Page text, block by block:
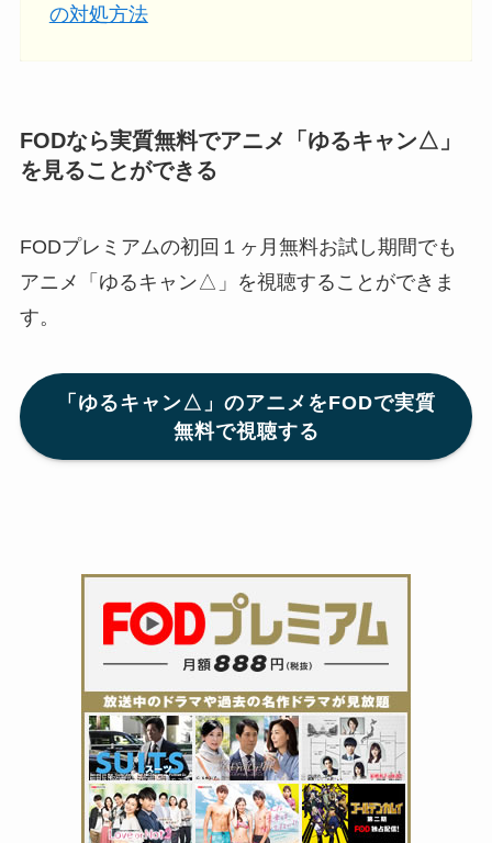
の対処方法
FODなら実質無料でアニメ「ゆるキャン△」
を見ることができる
FODプレミアムの初回１ヶ月無料お試し期間でも
アニメ「ゆるキャン△」を視聴することができま
す。
「ゆるキャン△」のアニメをFODで実質
無料で視聴する